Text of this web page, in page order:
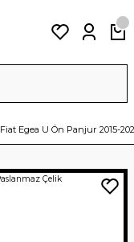
Fiat Egea U Ön Panjur 2015-